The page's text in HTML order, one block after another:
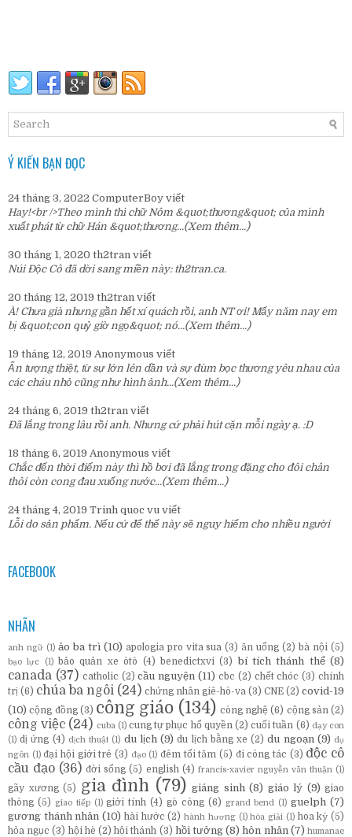
Ý KIẾN BẠN ĐỌC
24 tháng 3, 2022 ComputerBoy viết
Hay!<br />Theo mình thì chữ Nôm &quot;thương&quot; của mình
xuất phát từ chữ Hán &quot;thương...(Xem thêm...)
30 tháng 1, 2020 th2tran viết
Núi Độc Cô đã dời sang miền này: th2tran.ca.
20 tháng 12, 2019 th2tran viết
À! Chưa già nhưng gần hết xí quách rồi, anh NT ơi! Mấy năm nay em
bị &quot;con quỷ giờ ngọ&quot; nó...(Xem thêm...)
19 tháng 12, 2019 Anonymous viết
Ấn tượng thiệt, từ sự lớn lên dần và sự đùm bọc thương yêu nhau của
các cháu nhỏ cũng như hình ảnh...(Xem thêm...)
24 tháng 6, 2019 th2tran viết
Đã lắng trong lâu rồi anh. Nhưng cứ phải hút cặn mỗi ngày ạ. :D
18 tháng 6, 2019 Anonymous viết
Chắc đến thời điểm này thì hồ bơi đã lắng trong đặng cho đôi chân
thôi còn cong đau xuống nước...(Xem thêm...)
24 tháng 4, 2019 Trinh quoc vu viết
Lỗi do sản phẩm. Nếu cứ để thế này sẽ nguy hiểm cho nhiều người
FACEBOOK
NHÃN
anh ngữ (1) ảo ba trì (10) apologia pro vita sua (3) ăn uống (2) bà nội (5)
bạo lực (1) bảo quản xe ôtô (4) benedictxvi (3) bí tích thánh thể (8)
canada (37) catholic (2) cầu nguyện (11) cbc (2) chết chóc (3) chính
trị (6) chúa ba ngôi (24) chứng nhân giê-hô-va (3) CNE (2) covid-19
(10) cộng đồng (3) công giáo (134) công nghệ (6) cộng sản (2)
công việc (24) cuba (1) cung tự phục hổ quyền (2) cuối tuần (6) dạy con
(1) dị ứng (4) dịch thuật (1) du lịch (9) du lịch bằng xe (2) du ngoạn (9) dụ
ngôn (1) đại hội giới trẻ (3) đạo (1) đêm tối tăm (5) đi công tác (3) độc cô
cầu đạo (36) đời sống (5) english (4) francis-xavier nguyễn văn thuận (1)
gãy xương (5) gia đình (79) giáng sinh (8) giáo lý (9) giao
thông (5) giao tiếp (1) giới tính (4) gò công (6) grand bend (1) guelph (7)
gương thánh nhân (10) hài hước (2) hành hương (1) hòa giải (1) hoa kỳ (5)
hỏa ngục (3) hội hè (2) hội thánh (3) hồi tưởng (8) hôn nhân (7) humanae